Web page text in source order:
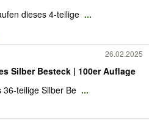
dieses 4-teilige ...
26.02.2025
Silber Besteck | 100er Auflage
36-teilige Silber Be ...